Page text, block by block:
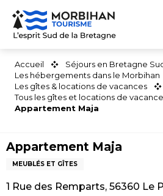
Aller
contenu
Accueil
Séjours en Bretagne
Les hébergements dans le Morbihan
Les gîtes & locations de vacances
Tous les gîtes et locations de
Appartement Maja
Appartement Maja
MEUBLÉS ET GÎTES
1 Rue des Remparts, 56360 Le